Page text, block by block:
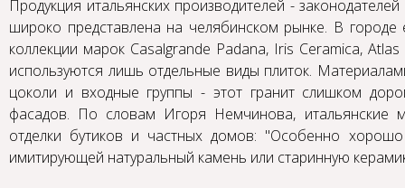
Продукция итальянских производителей -
широко представлена на челябинском рынке. В
коллекции марок Casalgrande Padana, Iris Ceramica,
используются лишь отдельные виды плиток.
цоколи и входные группы - этот гранит слишком
фасадов. По словам Игоря Немчинова, итальянские
отделки бутиков и частных домов: "Особенно
имитирующей натуральный камень или старинную